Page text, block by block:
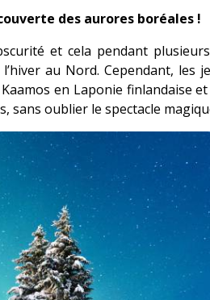
des aurores boréales !
et cela pendant
au Nord. Cependant, les
en Laponie finlandaise
sans oublier le spectacle